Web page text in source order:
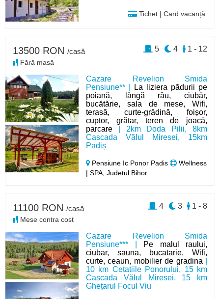
Tichet | Card vacanță
Cazare Revelion Smida
Pensiune** |
La liziera pădurii pe
poiană, lângă râu, ciubăr,
bucătărie, sala de mese, Wifi,
terasă, curte-grădină, foișor,
cuptor, grătar, teren de joacă,
parcare | 2km Doda Pilii, 8km
Cascada Vălul Miresei, 15km
Padiș
Pensiune Ic Ponor Padis
Wellness
| SPA, Județul Bihor
13500 RON /casă
Fără masă
1 - 12
4
5
Cazare Revelion Smida
Pensiune*** |
Pe malul raului,
ciubar, sauna, bucatarie, Wifi,
curte, ceaun, mobilier de gradina
10 km Cetatiile Ponorului, 15 km
Cascada Vălul Miresei, 15 km
Ghețarul Focul Viu
11100 RON /casă
Mese contra cost
1 - 8
3
4